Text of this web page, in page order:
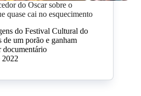
do Oscar sobre o
quase cai no esquecimento
do Festival Cultural do
de um porão e ganham
documentário
2022